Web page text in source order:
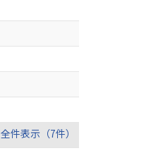
全件表示（7件）